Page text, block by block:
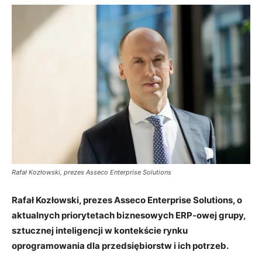
Rafał Kozłowski, prezes Asseco Enterprise Solutions
Rafał Kozłowski, prezes Asseco Enterprise Solutions, o
aktualnych priorytetach biznesowych ERP-owej grupy,
sztucznej inteligencji w kontekście rynku
oprogramowania dla przedsiębiorstw i ich potrzeb.